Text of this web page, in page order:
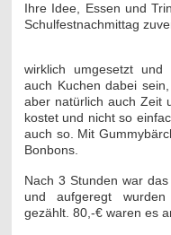
Ihre Idee, Essen und
Schulfestnachmittag
wirklich umgesetzt und
auch Kuchen dabei
aber natürlich auch Zeit
kostet und nicht so
auch so. Mit
Bonbons.
Nach 3 Stunden war
und aufgeregt
gezählt. 80,-€ waren es